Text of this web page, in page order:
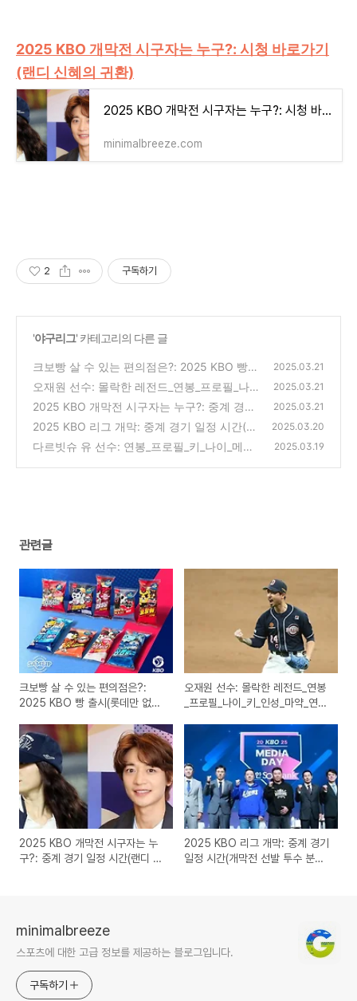
2025 KBO 개막전 시구자는 누구?: 시청 바로가기
(랜디 신혜의 귀환)
2025 KBO 개막전 시구자는 누구?: 시청 바로가기(랜디 신혜의 귀환)
minimalbreeze.com
2 구독하기
'야구리그' 카테고리의 다른 글
크보빵 살 수 있는 편의점은?: 2025 KBO 빵
출시(롯데만 없는 이유!)
(0)
2025.03.21
오재원 선수: 몰락한 레전드_연봉_프로필_나이
_키_인성_마약_연애_퇴출_몰락(두산)
(0)
2025.03.21
2025 KBO 개막전 시구자는 누구?: 중계 경기
일정 시간(랜디 신혜의 귀환)
(0)
2025.03.21
2025 KBO 리그 개막: 중계 경기 일정 시간(개
막전 선발 투수 분석, 미디어데이)
(0)
2025.03.20
다르빗슈 유 선수: 연봉_프로필_키_나이_메이
2025.03.19
관련글
크보빵 살 수 있는 편의점은?:
2025 KBO 빵 출시(롯데만 없는
오재원 선수: 몰락한 레전드_연봉
_프로필_나이_키_인성_마약_연애
2025 KBO 개막전 시구자는 누
구?: 중계 경기 일정 시간(랜디 신
2025 KBO 리그 개막: 중계 경기
일정 시간(개막전 선발 투수 분석,
minimalbreeze
스포츠에 대한 고급 정보를 제공하는 블로그입니다.
구독하기